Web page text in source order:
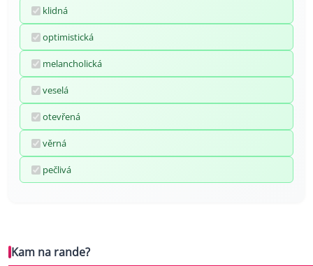
klidná
optimistická
melancholická
veselá
otevřená
věrná
pečlivá
Kam na rande?